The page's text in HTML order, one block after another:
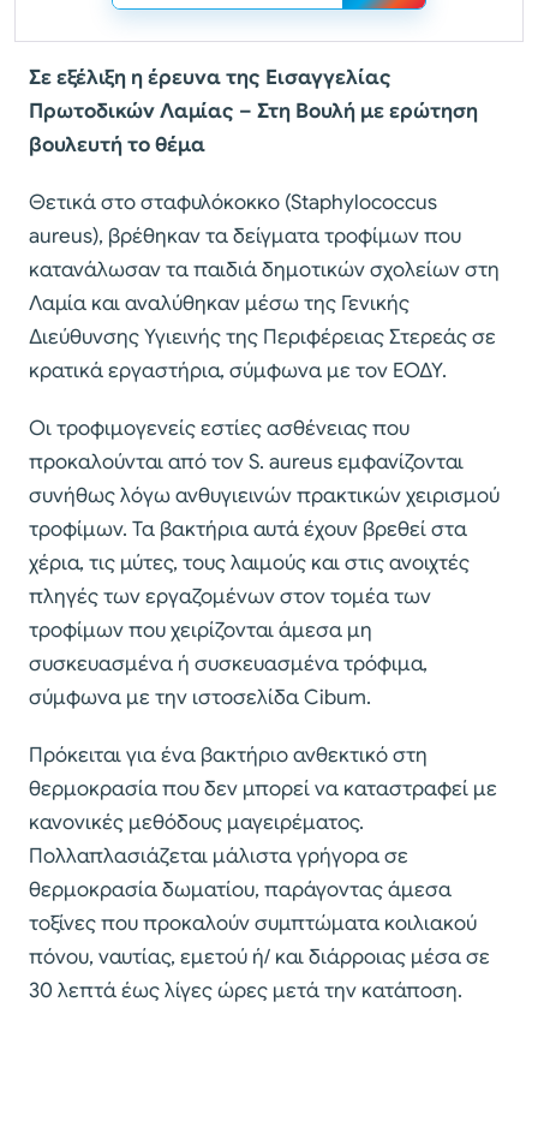
Σε εξέλιξη η έρευνα της Εισαγγελίας
Πρωτοδικών Λαμίας – Στη Βουλή με ερώτηση
βουλευτή το θέμα
Θετικά στο σταφυλόκοκκο (Staphylococcus
aureus), βρέθηκαν τα δείγματα τροφίμων που
κατανάλωσαν τα παιδιά δημοτικών σχολείων στη
Λαμία και αναλύθηκαν μέσω της Γενικής
Διεύθυνσης Υγιεινής της Περιφέρειας Στερεάς σε
κρατικά εργαστήρια, σύμφωνα με τον ΕΟΔΥ.
Οι τροφιμογενείς εστίες ασθένειας που
προκαλούνται από τον S. aureus εμφανίζονται
συνήθως λόγω ανθυγιεινών πρακτικών χειρισμού
τροφίμων. Τα βακτήρια αυτά έχουν βρεθεί στα
χέρια, τις μύτες, τους λαιμούς και στις ανοιχτές
πληγές των εργαζομένων στον τομέα των
τροφίμων που χειρίζονται άμεσα μη
συσκευασμένα ή συσκευασμένα τρόφιμα,
σύμφωνα με την ιστοσελίδα Cibum.
Πρόκειται για ένα βακτήριο ανθεκτικό στη
θερμοκρασία που δεν μπορεί να καταστραφεί με
κανονικές μεθόδους μαγειρέματος.
Πολλαπλασιάζεται μάλιστα γρήγορα σε
θερμοκρασία δωματίου, παράγοντας άμεσα
τοξίνες που προκαλούν συμπτώματα κοιλιακού
πόνου, ναυτίας, εμετού ή/ και διάρροιας μέσα σε
30 λεπτά έως λίγες ώρες μετά την κατάποση.